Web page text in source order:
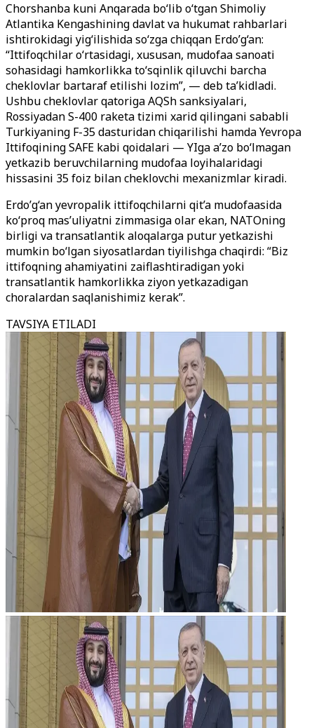
Chorshanba kuni Anqarada bo‘lib o‘tgan Shimoliy
Atlantika Kengashining davlat va hukumat rahbarlari
ishtirokidagi yig‘ilishida so‘zga chiqqan Erdo’g‘an:
“Ittifoqchilar o‘rtasidagi, xususan, mudofaa sanoati
sohasidagi hamkorlikka to‘sqinlik qiluvchi barcha
cheklovlar bartaraf etilishi lozim”, — deb ta’kidladi.
Ushbu cheklovlar qatoriga AQSh sanksiyalari,
Rossiyadan S-400 raketa tizimi xarid qilingani sababli
Turkiyaning F-35 dasturidan chiqarilishi hamda Yevropa
Ittifoqining SAFE kabi qoidalari — YIga a’zo bo‘lmagan
yetkazib beruvchilarning mudofaa loyihalaridagi
hissasini 35 foiz bilan cheklovchi mexanizmlar kiradi.
Erdo’g‘an yevropalik ittifoqchilarni qit’a mudofaasida
ko‘proq mas’uliyatni zimmasiga olar ekan, NATOning
birligi va transatlantik aloqalarga putur yetkazishi
mumkin bo‘lgan siyosatlardan tiyilishga chaqirdi: “Biz
ittifoqning ahamiyatini zaiflashtiradigan yoki
transatlantik hamkorlikka ziyon yetkazadigan
choralardan saqlanishimiz kerak”.
TAVSIYA ETILADI